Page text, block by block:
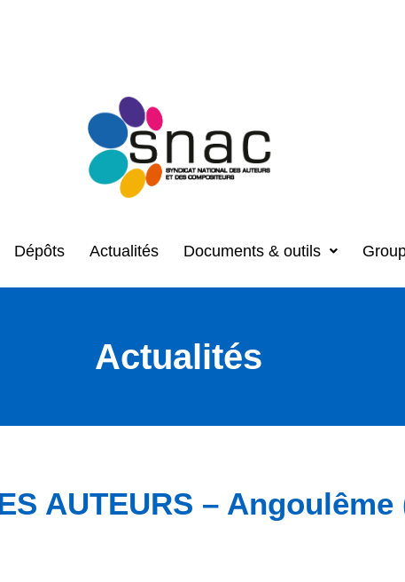
Dépôts Actualités Documents & outils
Actualités
AUTEURS –